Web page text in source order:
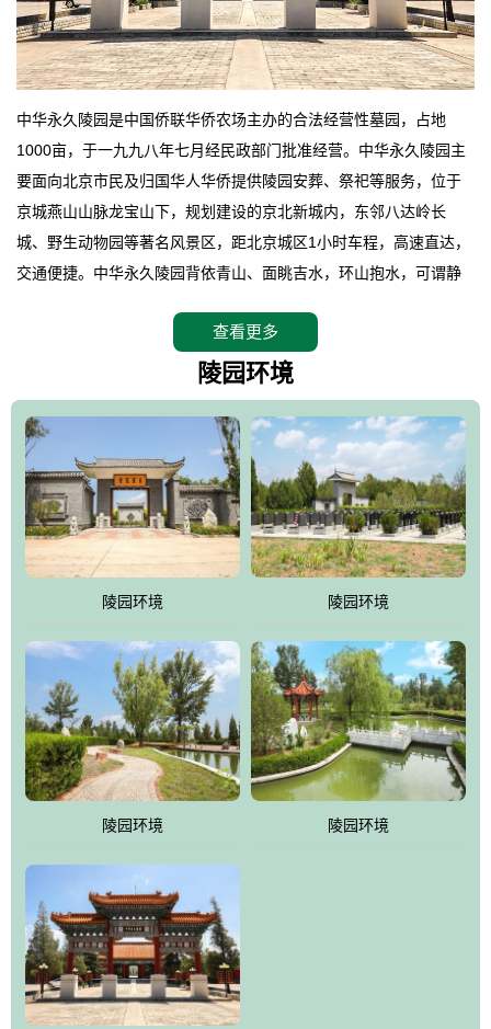
中华永久陵园是中国侨联华侨农场主办的合法经营性墓园，占地
1000亩，于一九九八年七月经民政部门批准经营。中华永久陵园主
要面向北京市民及归国华人华侨提供陵园安葬、祭祀等服务，位于
京城燕山山脉龙宝山下，规划建设的京北新城内，东邻八达岭长
城、野生动物园等著名风景区，距北京城区1小时车程，高速直达，
交通便捷。中华永久陵园背依青山、面眺吉水，环山抱水，可谓静
地。在总体设计上完全以中国传统文化作为前渠，由三条山脊环绕
而成，宛如一把太师椅，呈坐南朝北向，左青龙，右白虎，前朱
环绕挡住了外界的风吹，流动的生气遇到官厅的水又止住了，正好
符合山环水抱，藏风纳气的要求。中华永久陵园风景庄重典雅、气
势如宏，是华北地区最大的平川式墓园，陵园以皇家建筑风格为载
体吸取现代园林艺术之精华
查看更多
陵园环境
陵园环境 陵园环境
陵园环境 陵园环境